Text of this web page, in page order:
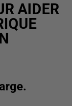
AIDER